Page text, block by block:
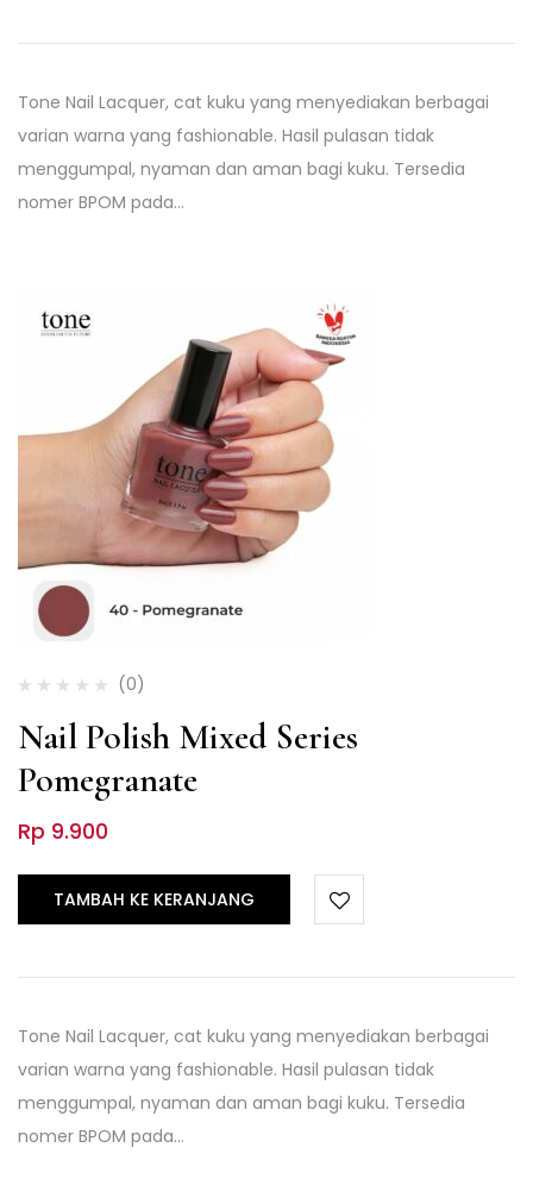
Tone Nail Lacquer, cat kuku yang menyediakan berbagai
varian warna yang fashionable. Hasil pulasan tidak
menggumpal, nyaman dan aman bagi kuku. Tersedia
nomer BPOM pada…
(0)
Nail Polish Mixed Series
Pomegranate
Rp 9.900
TAMBAH KE KERANJANG
Tone Nail Lacquer, cat kuku yang menyediakan berbagai
varian warna yang fashionable. Hasil pulasan tidak
menggumpal, nyaman dan aman bagi kuku. Tersedia
nomer BPOM pada…